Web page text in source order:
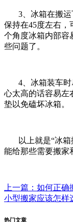
3、冰箱在搬运
保持在45度左右，
个角度冰箱内部容
些问题了。
4、冰箱装车时
心太高的话容易左
垫以免磕坏冰箱。
以上就是“冰箱
能给那些需要搬家
上一篇：如何正
小型搬家应该怎样
热门文章